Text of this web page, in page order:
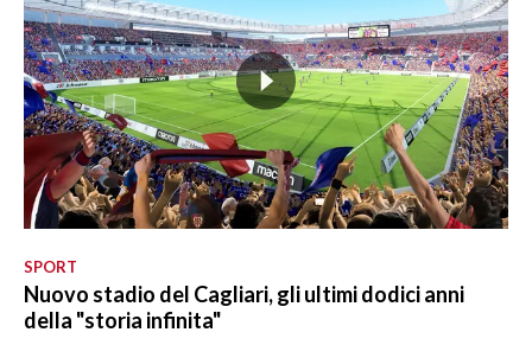
SPORT
Nuovo stadio del Cagliari, gli ultimi dodici anni
della "storia infinita"